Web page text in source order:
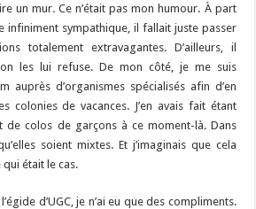
un mur.Ce n’était pas mon humour. À part
infiniment sympathique, il fallait juste passer
totalement extravagantes. D’ailleurs, il
les lui refuse. De mon côté, je me suis
auprès d’organismes spécialisés afin d’en
colonies de vacances. J’en avais fait étant
de colos de garçons à ce moment-là. Dans
soient mixtes. Et j’imaginais que cela
était le cas.
d’UGC, je n’ai eu que des compliments.